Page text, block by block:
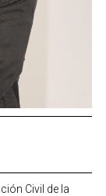
Civil de la